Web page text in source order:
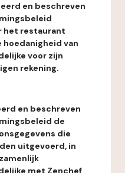
en beschreven
het restaurant
van
voor zijn
rekening.
en beschreven
de
die
uitgevoerd, in
met Zenchef,